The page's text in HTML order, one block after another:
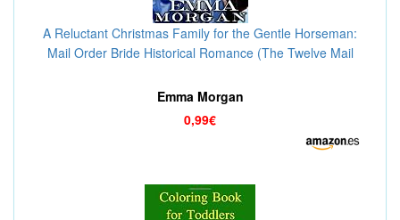
A Reluctant Christmas Family for the Gentle Horseman:
Mail Order Bride Historical Romance (The Twelve Mail
Emma Morgan
0,99€